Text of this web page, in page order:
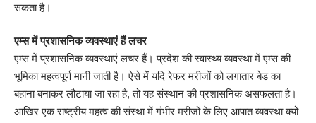
सकता है।
एम्स में प्रशासनिक व्यवस्थाएं हैं लचर
एम्स में प्रशासनिक व्यवस्थाएं लचर हैं। प्रदेश की स्वास्थ्य व्यवस्था में एम्स की
भूमिका महत्वपूर्ण मानी जाती है। ऐसे में यदि रेफर मरीजों को लगातार बेड का
बहाना बनाकर लौटाया जा रहा है, तो यह संस्थान की प्रशासनिक असफलता है।
आखिर एक राष्ट्रीय महत्व की संस्था में गंभीर मरीजों के लिए आपात व्यवस्था क्यों